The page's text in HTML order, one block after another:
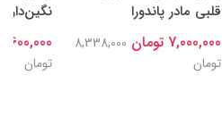
قلبی مادر پاندورا
7,000,000 تومان
8,338,000
تومان
نگین‌دار
7,600,000
تومان